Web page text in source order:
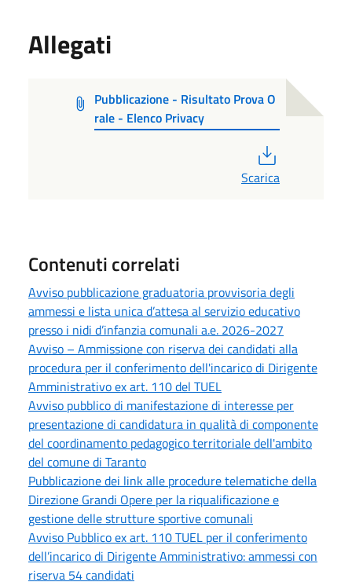
Allegati
Pubblicazione - Risultato Prova O
rale - Elenco Privacy
Scarica
Contenuti correlati
Avviso pubblicazione graduatoria provvisoria degli
ammessi e lista unica d’attesa al servizio educativo
presso i nidi d’infanzia comunali a.e. 2026-2027
Avviso – Ammissione con riserva dei candidati alla
procedura per il conferimento dell'incarico di Dirigente
Amministrativo ex art. 110 del TUEL
Avviso pubblico di manifestazione di interesse per
presentazione di candidatura in qualità di componente
del coordinamento pedagogico territoriale dell'ambito
del comune di Taranto
Pubblicazione dei link alle procedure telematiche della
Direzione Grandi Opere per la riqualificazione e
gestione delle strutture sportive comunali
Avviso Pubblico ex art. 110 TUEL per il conferimento
dell’incarico di Dirigente Amministrativo: ammessi con
riserva 54 candidati